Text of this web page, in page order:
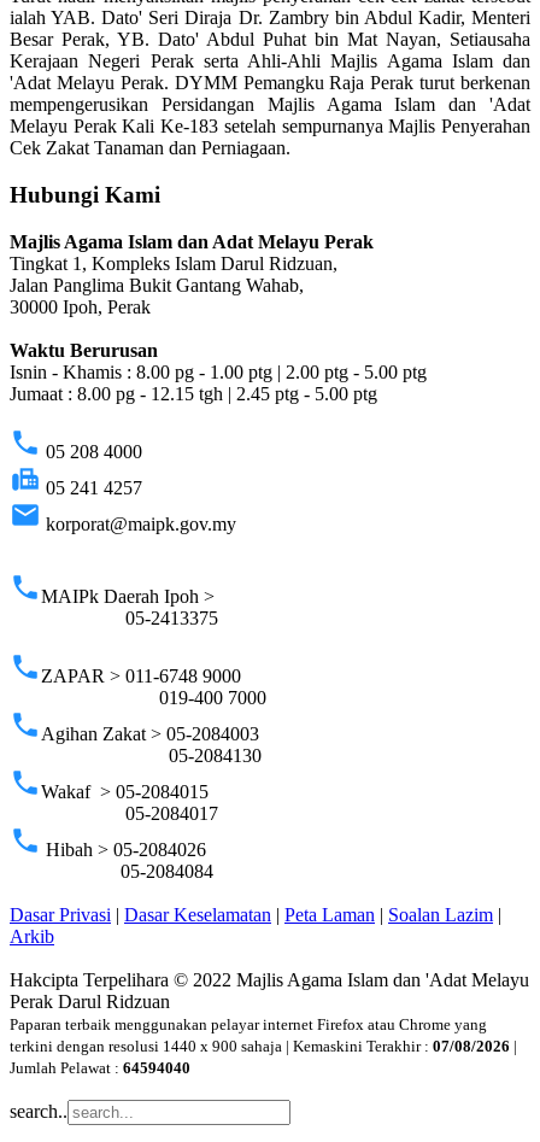
ialah YAB. Dato' Seri Diraja Dr. Zambry bin Abdul Kadir, Menteri
Besar Perak, YB. Dato' Abdul Puhat bin Mat Nayan, Setiausaha
Kerajaan Negeri Perak serta Ahli-Ahli Majlis Agama Islam dan
'Adat Melayu Perak. DYMM Pemangku Raja Perak turut berkenan
mempengerusikan Persidangan Majlis Agama Islam dan 'Adat
Melayu Perak Kali Ke-183 setelah sempurnanya Majlis Penyerahan
Cek Zakat Tanaman dan Perniagaan.
Hubungi Kami
Majlis Agama Islam dan Adat Melayu Perak
Tingkat 1, Kompleks Islam Darul Ridzuan,
Jalan Panglima Bukit Gantang Wahab,
30000 Ipoh, Perak
Waktu Berurusan
Isnin - Khamis : 8.00 pg - 1.00 ptg | 2.00 ptg - 5.00 ptg
Jumaat : 8.00 pg - 12.15 tgh | 2.45 ptg - 5.00 ptg
phone 05 208 4000
fax 05 241 4257
email korporat@maipk.gov.my
phoneMAIPk Daerah Ipoh >
05-2413375
phone ZAPAR > 011-6748 9000
019-400 7000
phone Agihan Zakat > 05-2084003
05-2084130
phoneWakaf > 05-2084015
05-2084017
phone Hibah > 05-2084026
05-2084084
Dasar Privasi | Dasar Keselamatan | Peta Laman | Soalan Lazim |
Arkib
Hakcipta Terpelihara © 2022 Majlis Agama Islam dan 'Adat Melayu
Perak Darul Ridzuan
Paparan terbaik menggunakan pelayar internet Firefox atau Chrome yang
terkini dengan resolusi 1440 x 900 sahaja | Kemaskini Terakhir : 07/08/2026 |
Jumlah Pelawat : 64594040
search..